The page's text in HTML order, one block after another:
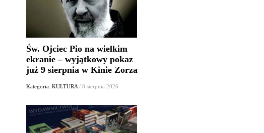
Św. Ojciec Pio na wielkim
ekranie – wyjątkowy pokaz
już 9 sierpnia w Kinie Zorza
Kategoria: KULTURA / 8 sierpnia 2026